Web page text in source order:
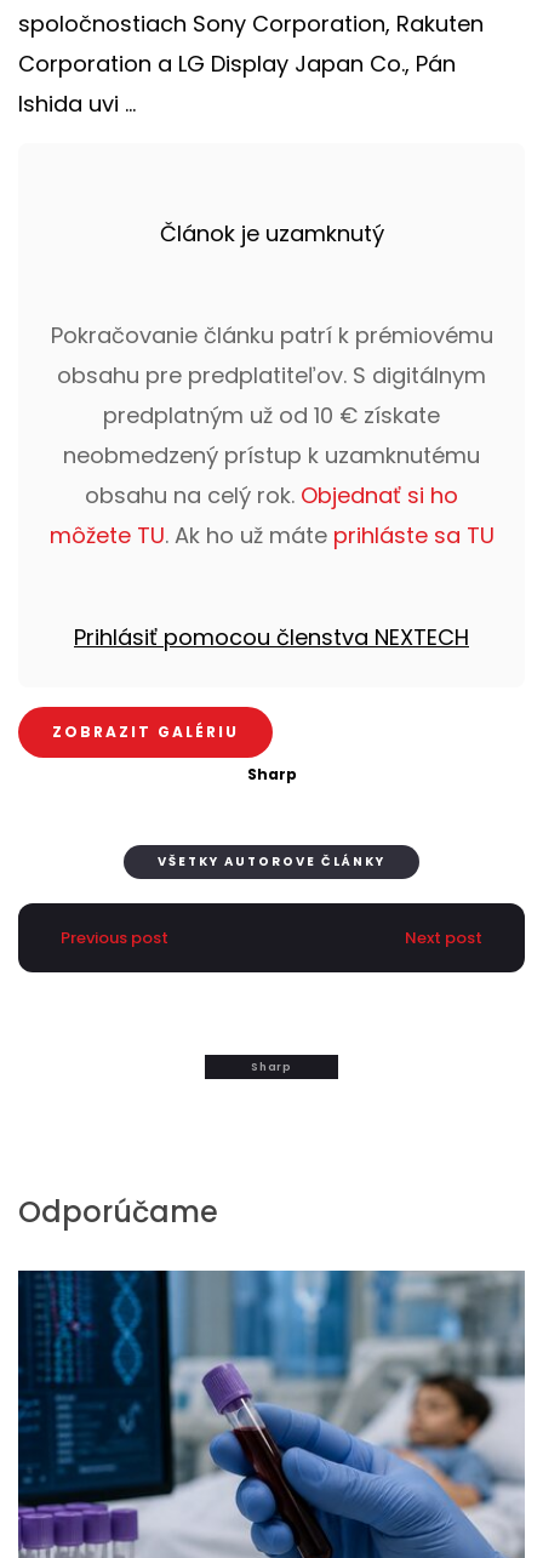
spoločnostiach Sony Corporation, Rakuten
Corporation a LG Display Japan Co., Pán
Ishida uvi ...
Článok je uzamknutý
Pokračovanie článku patrí k prémiovému
obsahu pre predplatiteľov. S digitálnym
predplatným už od 10 € získate
neobmedzený prístup k uzamknutému
obsahu na celý rok. Objednať si ho
môžete TU. Ak ho už máte prihláste sa TU
Prihlásiť pomocou členstva NEXTECH
ZOBRAZIT GALÉRIU
Sharp
VŠETKY AUTOROVE ČLÁNKY
Previous post Next post
Sharp
Odporúčame